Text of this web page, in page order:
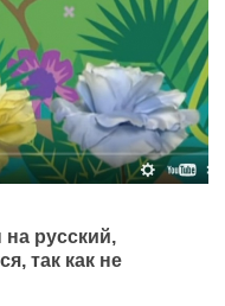
русский,
так как не